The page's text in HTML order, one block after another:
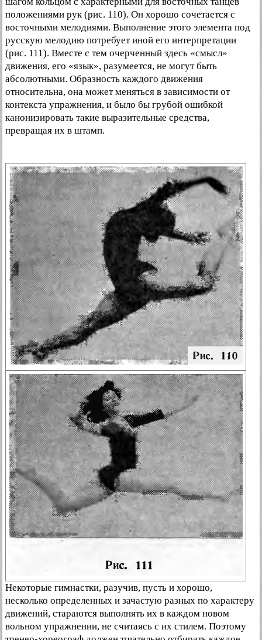
положениями рук (рис. 110). Он хорошо сочетается с
восточными мелодиями. Выполнение этого элемента под
русскую мелодию потребует иной его интерпретации
(рис. 111). Вместе с тем очерченный здесь «смысл»
движения, его «язык», разумеется, не могут быть
абсолютными. Образность каждого движения
относительна, она может меняться в зависимости от
контекста упражнения, и было бы грубой ошибкой
канонизировать такие выразительные средства,
превращая их в штамп.
Некоторые гимнастки, разучив, пусть и хорошо,
несколько определенных и зачастую разных по характеру
движений, стараются выполнять их в каждом новом
вольном упражнении, не считаясь с их стилем. Поэтому